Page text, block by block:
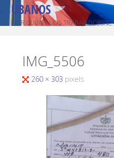
U BANOS
POR CUBA Y LOS TRABAJADORES
IMG_5506
260 × 303 pixels